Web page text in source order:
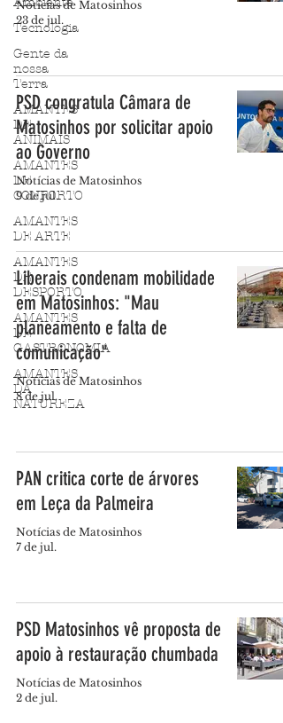
Tecnologia
Gente da
nossa
Terra
AMANTES
DE
ANIMAIS
AMANTES
DE
CONFORTO
AMANTES
DE ARTE
AMANTES
DE
DESPORTO
AMANTES
DE
GASTRONOMIA
AMANTES
DA
NATUREZA
Notícias de Matosinhos
23 de jul.
PSD congratula Câmara de
Matosinhos por solicitar apoio
ao Governo
Notícias de Matosinhos
9 de jul.
Liberais condenam mobilidade
em Matosinhos: "Mau
planeamento e falta de
comunicação"
Notícias de Matosinhos
8 de jul.
PAN critica corte de árvores
em Leça da Palmeira
Notícias de Matosinhos
7 de jul.
PSD Matosinhos vê proposta de
apoio à restauração chumbada
Notícias de Matosinhos
2 de jul.